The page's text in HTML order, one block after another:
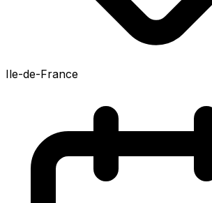
Ile-de-France